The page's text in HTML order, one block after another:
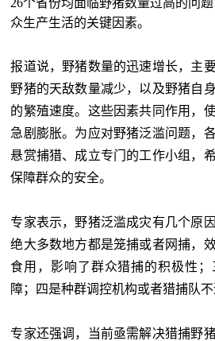
众生产生活的关键因素。
报道说，野猪数量的迅速增长，主
野猪的天敌数量减少，以及野猪自
的繁殖速度。这些因素共同作用，
急剧膨胀。为应对野猪泛滥问题，
悬赏捕猎、成立专门的工作小组，
保障群众的安全。
专家表示，野猪泛滥成灾有几个原
绝大多数地方都是笼捕或者网捕，
食用，影响了群众猎捕的积极性
障；四是种群调控机构或者猎捕队不
专家还强调，当前亟需解决猎捕野